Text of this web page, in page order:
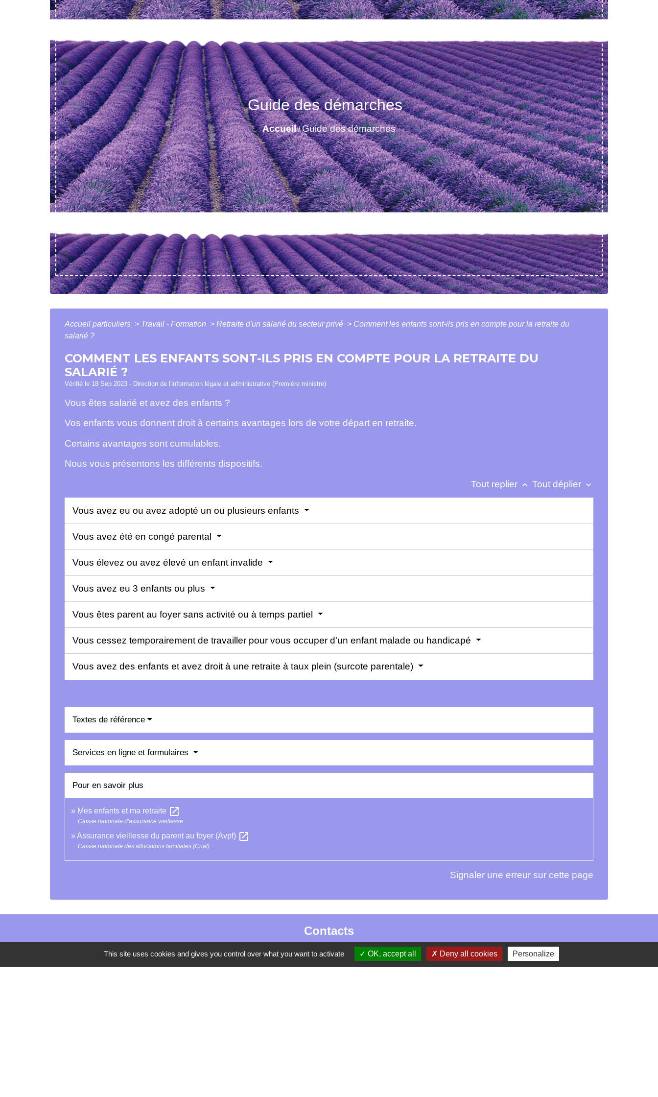
Guide des démarches
Accueil/Guide des démarches
Accueil particuliers > Travail - Formation > Retraite d'un salarié du secteur privé > Comment les enfants sont-ils pris en compte pour la retraite du
salarié ?
COMMENT LES ENFANTS SONT-ILS PRIS EN COMPTE POUR LA RETRAITE DU
SALARIÉ ?
Vérifié le 18 Sep 2023 - Direction de l'information légale et administrative (Première ministre)
Vous êtes salarié et avez des enfants ?
Vos enfants vous donnent droit à certains avantages lors de votre départ en retraite.
Certains avantages sont cumulables.
Nous vous présentons les différents dispositifs.
Tout replier keyboard_arrow_up Tout déplier keyboard_arrow_down
Vous avez eu ou avez adopté un ou plusieurs enfants
Vous avez été en congé parental
Vous élevez ou avez élevé un enfant invalide
Vous avez eu 3 enfants ou plus
Vous êtes parent au foyer sans activité ou à temps partiel
Vous cessez temporairement de travailler pour vous occuper d'un enfant malade ou handicapé
Vous avez des enfants et avez droit à une retraite à taux plein (surcote parentale)
Textes de référence
Services en ligne et formulaires
Pour en savoir plus
Mes enfants et ma retraite open_in_new
Caisse nationale d'assurance vieillesse
Assurance vieillesse du parent au foyer (Avpf) open_in_new
Caisse nationale des allocations familiales (Cnaf)
Signaler une erreur sur cette page
Contacts
La Garde-Adhémar
25, rue Pauline de Simiane
This site uses cookies and gives you control over what you want to activate OK, accept all Deny all cookies Personalize